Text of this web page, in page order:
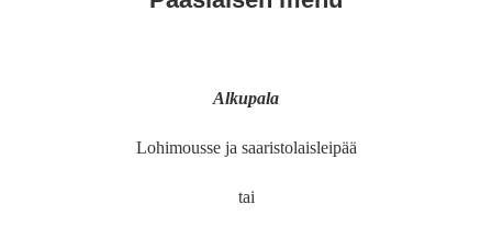
Alkupala
Lohimousse ja saaristolaisleipää
tai